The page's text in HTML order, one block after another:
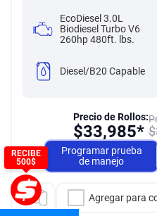
EcoDiesel 3.0L
Biodiesel Turbo V6
260hp 480ft. lbs.
Diesel/B20 Capable
$
Precio de Rollos:
$33,985*
Programar prueba
de manejo
Agregar para
RECIBE
500$